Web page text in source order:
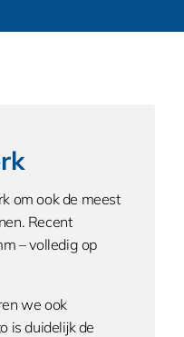
om ook de meest
Recent
– volledig op
we ook
is duidelijk de